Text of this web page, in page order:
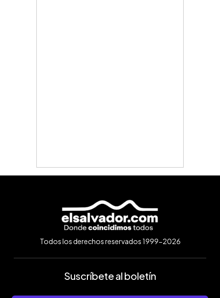
Todos los derechos reservados 1999-2026
Suscríbete al boletín